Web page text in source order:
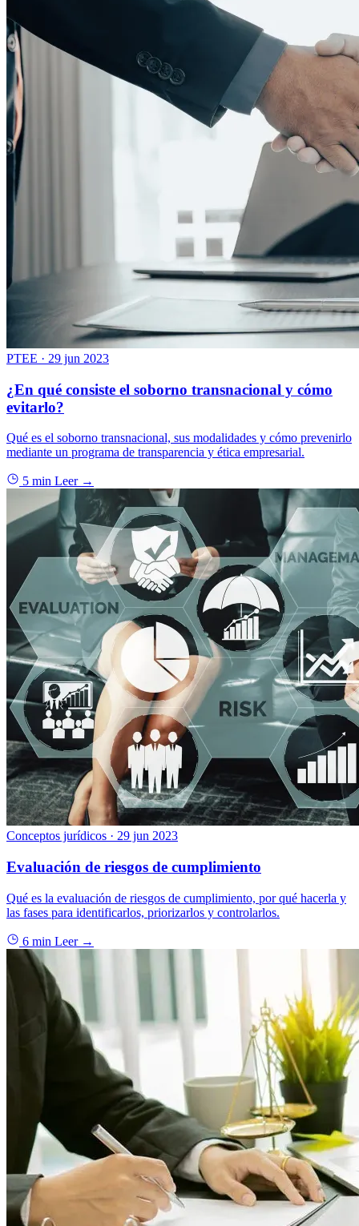
PTEE · 29 jun 2023
¿En qué consiste el soborno transnacional y cómo
evitarlo?
Qué es el soborno transnacional, sus modalidades y cómo prevenirlo
mediante un programa de transparencia y ética empresarial.
5 min Leer →
Conceptos jurídicos · 29 jun 2023
Evaluación de riesgos de cumplimiento
Qué es la evaluación de riesgos de cumplimiento, por qué hacerla y
las fases para identificarlos, priorizarlos y controlarlos.
6 min Leer →